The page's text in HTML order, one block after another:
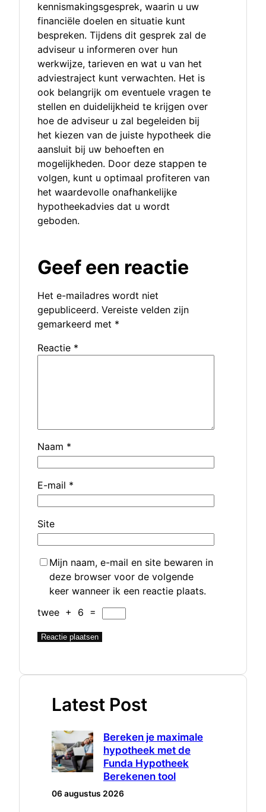
kennismakingsgesprek, waarin u uw
financiële doelen en situatie kunt
bespreken. Tijdens dit gesprek zal de
adviseur u informeren over hun
werkwijze, tarieven en wat u van het
adviestraject kunt verwachten. Het is
ook belangrijk om eventuele vragen te
stellen en duidelijkheid te krijgen over
hoe de adviseur u zal begeleiden bij
het kiezen van de juiste hypotheek die
aansluit bij uw behoeften en
mogelijkheden. Door deze stappen te
volgen, kunt u optimaal profiteren van
het waardevolle onafhankelijke
hypotheekadvies dat u wordt
geboden.
Geef een reactie
Het e-mailadres wordt niet
gepubliceerd. Vereiste velden zijn
gemarkeerd met *
Reactie *
Naam *
E-mail *
Site
Mijn naam, e-mail en site bewaren in
deze browser voor de volgende
keer wanneer ik een reactie plaats.
twee + 6 =
Latest Post
Bereken je maximale
hypotheek met de
Funda Hypotheek
Berekenen tool
06 augustus 2026